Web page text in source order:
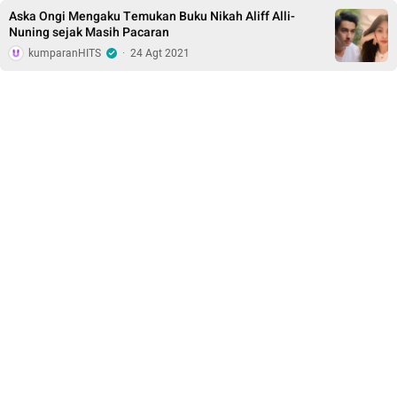
Aska Ongi Mengaku Temukan Buku Nikah Aliff Alli-
Nuning sejak Masih Pacaran
kumparanHITS · 24 Agt 2021